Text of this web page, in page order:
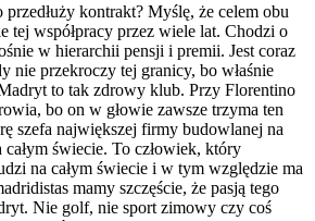
kontrakt? Myślę, że celem obu
tej współpracy przez wiele lat. Chodzi o
w hierarchii pensji i premii. Jest coraz
nie przekroczy tej granicy, bo właśnie
to tak zdrowy klub. Przy Florentino
bo on w głowie zawsze trzyma ten
szefa największej firmy budowlanej na
świecie. To człowiek, który
na całym świecie i w tym względzie ma
mamy szczęście, że pasją tego
Nie golf, nie sport zimowy czy coś